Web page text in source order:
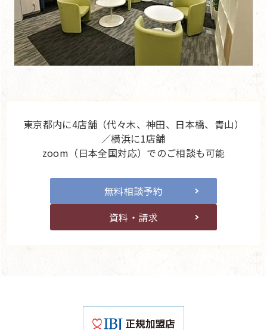
東京都内に4店舗（代々木、神田、日本橋、青山）
／横浜に1店舗
zoom（日本全国対応）でのご相談も可能
無料相談予約
資料・請求